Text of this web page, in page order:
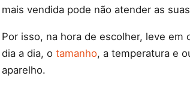
mais vendida pode não atender as
Por isso, na hora de escolher, leve
dia a dia, o tamanho, a temperatura e
aparelho.